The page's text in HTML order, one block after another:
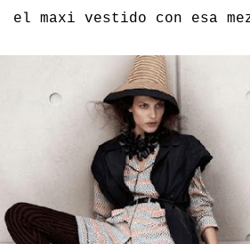
el maxi vestido con esa